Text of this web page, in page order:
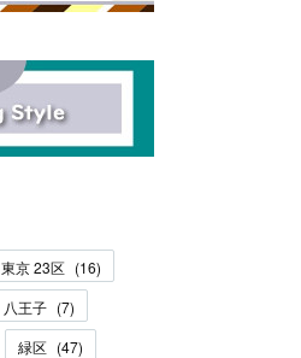
東京 23区 (16)
八王子 (7)
緑区 (47)